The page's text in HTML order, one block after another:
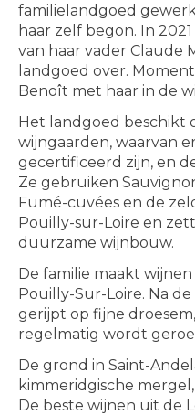
familielandgoed
haar zelf begon. In
van haar vader Claude
landgoed over.
Benoît met haar in de
Het landgoed beschikt
wijngaarden, waarvan
gecertificeerd zijn, en
Ze gebruiken
Fumé-cuvées en de
Pouilly-sur-Loire en
duurzame wijnbouw.
De familie maakt
Pouilly-Sur-Loire. Na
gerijpt op fijne
regelmatig wordt
De grond in Saint-
kimmeridgische
De beste wijnen uit de